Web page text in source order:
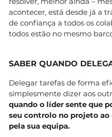
acontecer, está desde já a
de confiança a todos os
todos estão no mesmo
SABER QUANDO
Delegar tarefas de forma
simplesmente dizer aos
quando o líder sente que
seu controlo no projeto
pela sua equipa.